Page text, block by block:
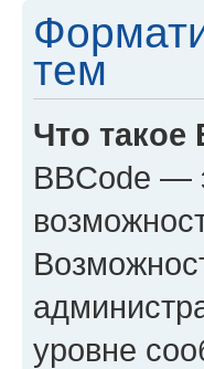
тем
Что такое
BBCode —
уровне